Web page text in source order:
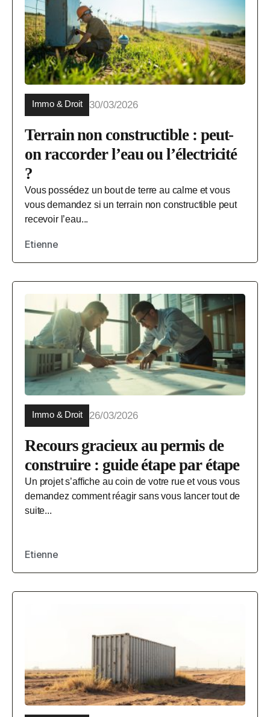
Immo & Droit 30/03/2026
Terrain non constructible : peut-
on raccorder l’eau ou l’électricité
?
Vous possédez un bout de terre au calme et vous
vous demandez si un terrain non constructible peut
recevoir l’eau...
Etienne
Immo & Droit 26/03/2026
Recours gracieux au permis de
construire : guide étape par étape
Un projet s’affiche au coin de votre rue et vous vous
demandez comment réagir sans vous lancer tout de
suite...
Etienne